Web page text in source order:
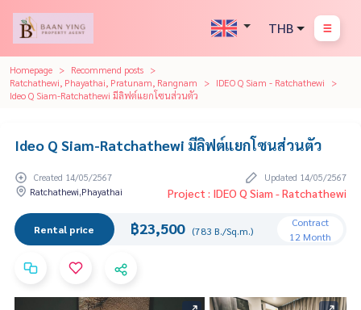
THB
Homepage
Recommend posts
Ratchathewi, Phayathai, Pratunam, Rangnam
IDEO Q Siam - Ratchathewi
Ideo Q Siam-Ratchathewi มีลิฟต์แยกโซนส่วนตัว
Ideo Q Siam-Ratchathewi มีลิฟต์แยกโซนส่วนตัว
Created 14/05/2567
Updated 14/05/2567
Ratchathewi,Phayathai
Project : IDEO Q Siam - Ratchathewi
Rental price ฿23,500 (783 B./Sq.m.)
Contract
12 Month